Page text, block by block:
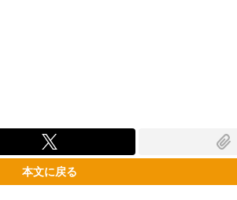
本文に戻る